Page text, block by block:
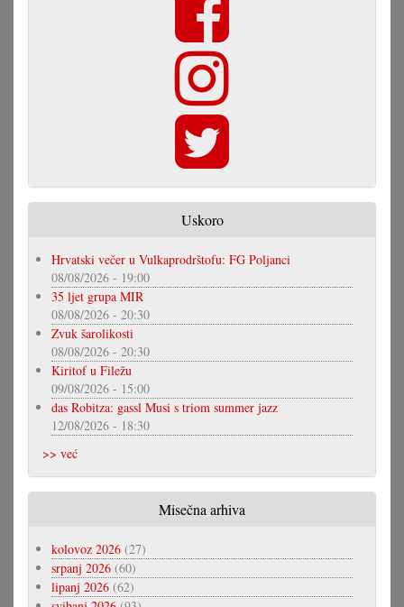
Uskoro
Hrvatski večer u Vulkaprodrštofu: FG Poljanci
08/08/2026 - 19:00
35 ljet grupa MIR
08/08/2026 - 20:30
Zvuk šarolikosti
08/08/2026 - 20:30
Kiritof u Filežu
09/08/2026 - 15:00
das Robitza: gassl Musi s triom summer jazz
12/08/2026 - 18:30
>> već
Misečna arhiva
kolovoz 2026 (27)
srpanj 2026 (60)
lipanj 2026 (62)